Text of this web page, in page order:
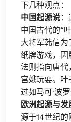
下几种观点：
中国起源说：
中国古代的“
大将军韩信为
纸牌游戏，因
法则指向唐代
宫娥玩耍。叶
过如马可·波
欧洲起源与发
源于14世纪的